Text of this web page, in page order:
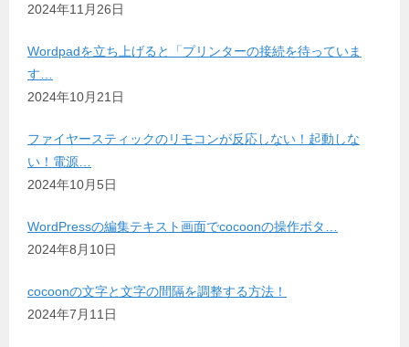
2024年11月26日
Wordpadを立ち上げると「プリンターの接続を待っていま
す…
2024年10月21日
ファイヤースティックのリモコンが反応しない！起動しな
い！電源…
2024年10月5日
WordPressの編集テキスト画面でcocoonの操作ボタ…
2024年8月10日
cocoonの文字と文字の間隔を調整する方法！
2024年7月11日